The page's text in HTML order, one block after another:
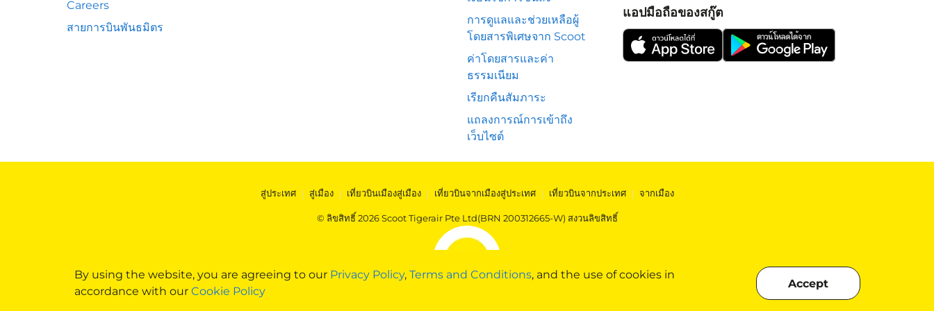
By using the website, you are agreeing to our Privacy Policy, Terms and Conditions, and the use of cookies in
accordance with our Cookie Policy
Accept
Careers
สายการบินพันธมิตร
การดูแลและช่วยเหลือผู้
โดยสารพิเศษจาก Scoot
ค่าโดยสารและค่า
ธรรมเนียม
เรียกคืนสัมภาระ
แถลงการณ์การเข้าถึง
เว็บไซต์
แอปมือถือของสกู๊ต
สู่ประเทศ | สู่เมือง | เที่ยวบินเมืองสู่เมือง | เที่ยวบินจากเมืองสู่ประเทศ | เที่ยวบินจากประเทศ | จากเมือง
© ลิขสิทธิ์ 2026 Scoot Tigerair Pte Ltd(BRN 200312665-W) สงวนลิขสิทธิ์